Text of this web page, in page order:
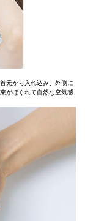
元から入れ込み、外側に
がほぐれて自然な空気感